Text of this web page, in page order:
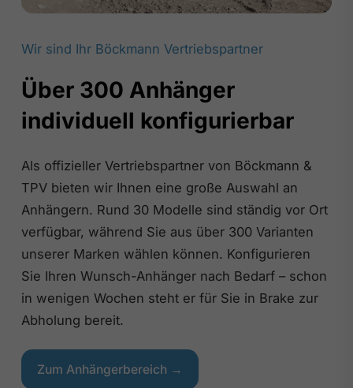
Wir sind Ihr Böckmann Vertriebspartner
Über 300 Anhänger
individuell konfigurierbar
Als offizieller Vertriebspartner von Böckmann &
TPV bieten wir Ihnen eine große Auswahl an
Anhängern. Rund 30 Modelle sind ständig vor Ort
verfügbar, während Sie aus über 300 Varianten
unserer Marken wählen können. Konfigurieren
Sie Ihren Wunsch-Anhänger nach Bedarf – schon
in wenigen Wochen steht er für Sie in Brake zur
Abholung bereit.
Zum Anhängerbereich →